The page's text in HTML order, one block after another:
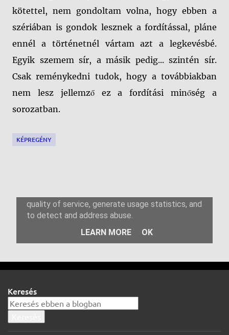
kötettel, nem gondoltam volna, hogy ebben a
szériában is gondok lesznek a fordítással, pláne
ennél a történetnél vártam azt a legkevésbé.
Egyik szemem sír, a másik pedig... szintén sír.
Csak reménykedni tudok, hogy a továbbiakban
nem lesz jellemző ez a fordítási minőség a
sorozatban.
KÉPREGÉNY
g
e
y
z
Keresés